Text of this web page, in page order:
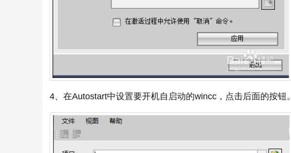
4、在Autostart中设置要开机自启动的wincc，点击后面的按钮。